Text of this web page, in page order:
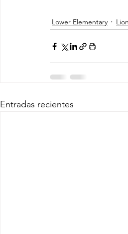
Lower Elementary
Entradas recientes